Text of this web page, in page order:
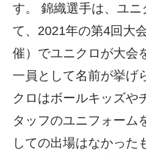
す。 錦織選手は、ユ
て、2021年の第4回大
催）でユニクロが大会
一員として名前が挙げ
クロはボールキッズや
タッフのユニフォーム
しての出場はなかった